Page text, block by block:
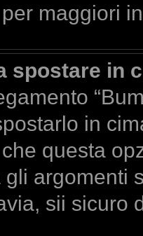
maggiori
spostare in
in
questa
argomenti
sii sicuro